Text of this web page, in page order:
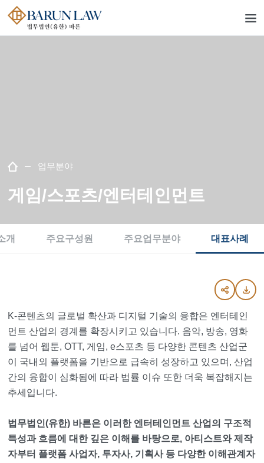
업무분야
게임/스포츠/엔터테인먼트
개 주요구성원 주요업무분야 대표사례
K-콘텐츠의 글로벌 확산과 디지털 기술의 융합은 엔터테인
먼트 산업의 경계를 확장시키고 있습니다. 음악, 방송, 영화
를 넘어 웹툰, OTT, 게임, e스포츠 등 다양한 콘텐츠 산업군
이 국내외 플랫폼을 기반으로 급속히 성장하고 있으며, 산업
간의 융합이 심화됨에 따라 법률 이슈 또한 더욱 복잡해지는
추세입니다.
법무법인(유한) 바른은 이러한 엔터테인먼트 산업의 구조적
특성과 흐름에 대한 깊은 이해를 바탕으로, 아티스트와 제작
자부터 플랫폼 사업자, 투자사, 기획사 등 다양한 이해관계자